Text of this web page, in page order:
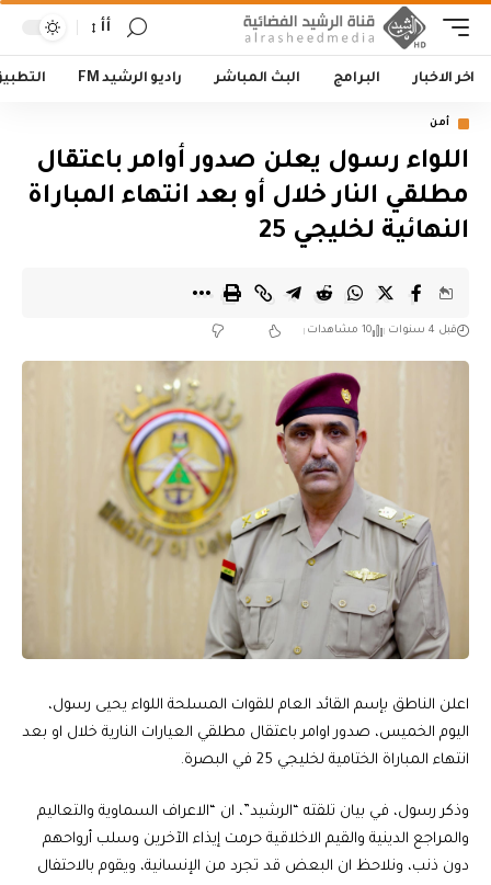
أأ
اخر الاخبار البرامج البث المباشر راديو الرشيد FM
أمن
اللواء رسول يعلن صدور أوامر باعتقال
مطلقي النار خلال أو بعد انتهاء المباراة
النهائية لخليجي 25
قبل 4 سنوات 10 مشاهدات
اعلن الناطق بإسم القائد العام للقوات المسلحة اللواء يحيى رسول،
اليوم الخميس، صدور اوامر باعتقال مطلقي العيارات النارية خلال او بعد
انتهاء المباراة الختامية لخليجي 25 في البصرة.
وذكر رسول، في بيان تلقته “الرشيد”، ان “الاعراف السماوية والتعاليم
والمراجع الدينية والقيم الاخلاقية حرمت إيذاء الآخرين وسلب أرواحهم
دون ذنب، ونلاحظ ان البعض قد تجرد من الإنسانية، ويقوم بالاحتفال